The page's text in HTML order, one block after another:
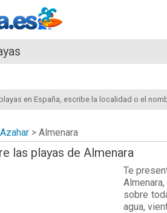
en España, escribe la localidad o el
> Almenara
las playas de Almenara
Te
Almenara
sobre
agua,